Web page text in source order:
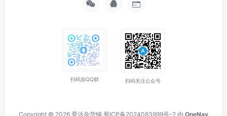
扫码加QQ群 扫码关注公众号
Copyright © 2026 爱达杂货铺 蜀ICP备2024083999号-2 由 OneNav